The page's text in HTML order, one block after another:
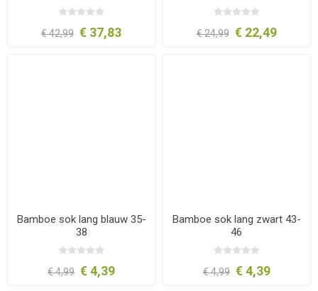
€ 42,99 € 37,83 € 24,99 € 22,49
Bamboe sok lang blauw 35-
38
€ 4,99 € 4,39
Bamboe sok lang zwart 43-
46
€ 4,99 € 4,39